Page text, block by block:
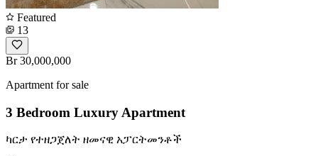
Featured
13
Br 30,000,000
Apartment for sale
3 Bedroom Luxury Apartment
ካርታ የተዘጋጀለት ዘመናዊ አፓርትመንቶች